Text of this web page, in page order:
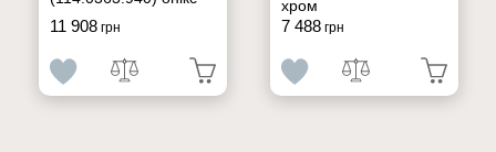
11 908грн
хром
7 488грн